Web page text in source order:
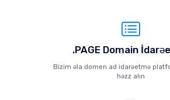
.PAGE Domain
Bizim əla domen ad idarəetmə
həzz alın